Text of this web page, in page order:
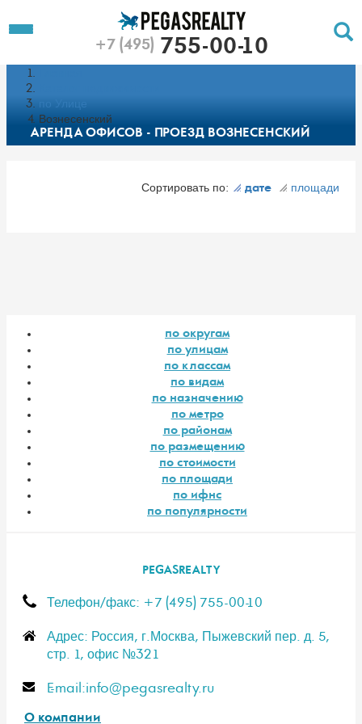
Toggle
Push
+7 (495) 755-00-10
Вознесенский
АРЕНДА ОФИСОВ - ПРОЕЗД ВОЗНЕСЕНСКИЙ
Сортировать по: дате площади
по округам
по улицам
по классам
по видам
по назначению
по метро
по районам
по размещению
по стоимости
по площади
по ифнс
по популярности
PEGASREALTY
Телефон/факс: +7 (495) 755-00-10
Адрес: Россия, г.Москва, Пыжевский пер. д. 5,
стр. 1, офис №321
E-mail:info@pegasrealty.ru
О компании